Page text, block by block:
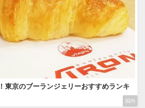
国内
東京のブーランジェリーおすすめランキ